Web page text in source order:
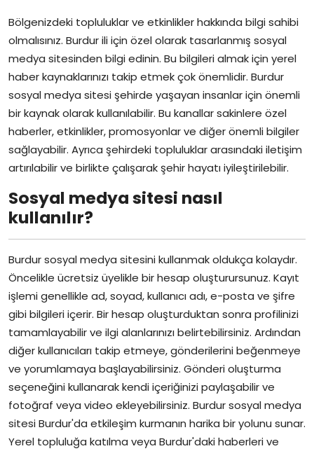
Bölgenizdeki topluluklar ve etkinlikler hakkında bilgi sahibi
olmalısınız. Burdur ili için özel olarak tasarlanmış sosyal
medya sitesinden bilgi edinin. Bu bilgileri almak için yerel
haber kaynaklarınızı takip etmek çok önemlidir. Burdur
sosyal medya sitesi şehirde yaşayan insanlar için önemli
bir kaynak olarak kullanılabilir. Bu kanallar sakinlere özel
haberler, etkinlikler, promosyonlar ve diğer önemli bilgiler
sağlayabilir. Ayrıca şehirdeki topluluklar arasındaki iletişim
artırılabilir ve birlikte çalışarak şehir hayatı iyileştirilebilir.
Sosyal medya sitesi nasıl
kullanılır?
Burdur sosyal medya sitesini kullanmak oldukça kolaydır.
Öncelikle ücretsiz üyelikle bir hesap oluşturursunuz. Kayıt
işlemi genellikle ad, soyad, kullanıcı adı, e-posta ve şifre
gibi bilgileri içerir. Bir hesap oluşturduktan sonra profilinizi
tamamlayabilir ve ilgi alanlarınızı belirtebilirsiniz. Ardından
diğer kullanıcıları takip etmeye, gönderilerini beğenmeye
ve yorumlamaya başlayabilirsiniz. Gönderi oluşturma
seçeneğini kullanarak kendi içeriğinizi paylaşabilir ve
fotoğraf veya video ekleyebilirsiniz. Burdur sosyal medya
sitesi Burdur'da etkileşim kurmanın harika bir yolunu sunar.
Yerel topluluğa katılma veya Burdur'daki haberleri ve